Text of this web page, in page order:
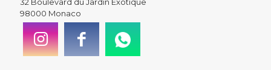
98000 Monaco